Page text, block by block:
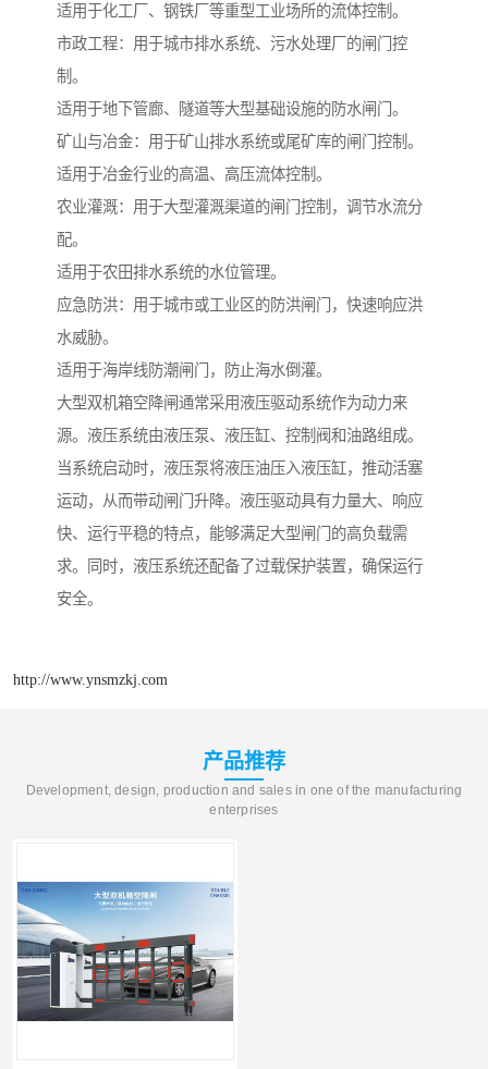
适用于化工厂、钢铁厂等重型工业场所的流体控制。
市政工程：用于城市排水系统、污水处理厂的闸门控
制。
适用于地下管廊、隧道等大型基础设施的防水闸门。
矿山与冶金：用于矿山排水系统或尾矿库的闸门控制。
适用于冶金行业的高温、高压流体控制。
农业灌溉：用于大型灌溉渠道的闸门控制，调节水流分
配。
适用于农田排水系统的水位管理。
应急防洪：用于城市或工业区的防洪闸门，快速响应洪
水威胁。
适用于海岸线防潮闸门，防止海水倒灌。
大型双机箱空降闸通常采用液压驱动系统作为动力来
源。液压系统由液压泵、液压缸、控制阀和油路组成。
当系统启动时，液压泵将液压油压入液压缸，推动活塞
运动，从而带动闸门升降。液压驱动具有力量大、响应
快、运行平稳的特点，能够满足大型闸门的高负载需
求。同时，液压系统还配备了过载保护装置，确保运行
安全。
http://www.ynsmzkj.com
产品推荐
Development, design, production and sales in one of the manufacturing
enterprises